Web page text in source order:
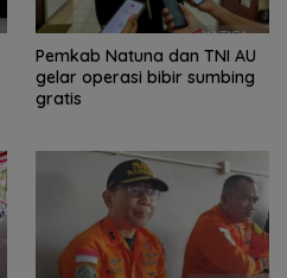
Pemkab Natuna dan TNI AU
gelar operasi bibir sumbing
gratis